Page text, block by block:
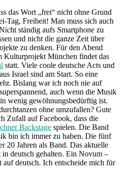
das Wort „frei“ nicht ohne Grund
Tag, Freiheit! Man muss sich auch
ständig aufs Smartphone zu
und nicht die ganze Zeit über
zu denken. Für den Abend
Kulturprojekt München findet das
statt. Viele coole deutsche Acts und
Israel sind am Start. So eine
Bislang war ich noch nie auf
auch wenn die Musik
wenig gewöhnungsbedürftig ist.
ohne umzufallen? Gute
Zufall auf Facebook, dass die
Backstage spielen. Die Band
bin ich immer zu haben. Die fünf
20 Jahren als Band. Das aktuelle
deutsch gehalten. Ein Novum –
deutsch. Ich entscheide mich für